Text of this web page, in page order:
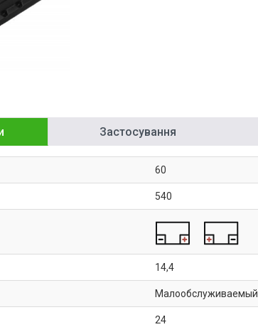
Застосування
60
540
14,4
Малообслуживаемый
24